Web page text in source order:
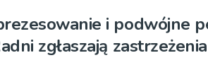
i podwójne
zgłaszają zastrzeżenia